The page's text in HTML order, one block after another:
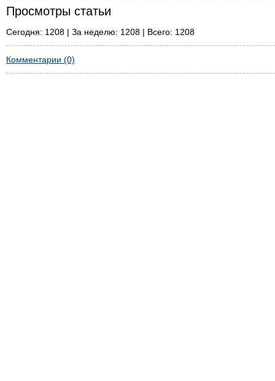
Просмотры статьи
Сегодня: 1208 | За неделю: 1208 | Всего: 1208
Комментарии (0)